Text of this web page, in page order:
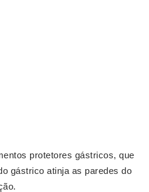
protetores gástricos, que
gástrico atinja as paredes do